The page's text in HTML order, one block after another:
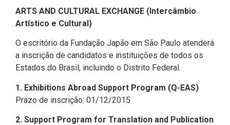
ARTS AND CULTURAL EXCHANGE (Intercâmbio
Artístico e Cultural)
O escritório da Fundação Japão em São Paulo atenderá
a inscrição de candidatos e instituições de todos os
Estados do Brasil, incluindo o Distrito Federal.
1. Exhibitions Abroad Support Program (Q-EAS)
Prazo de inscrição: 01/12/2015
2. Support Program for Translation and Publication